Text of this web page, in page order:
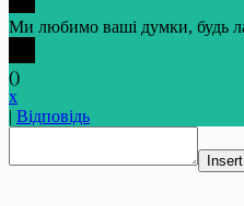
Ми любимо ваші думки, будь
()
x
| Відповідь
Insert